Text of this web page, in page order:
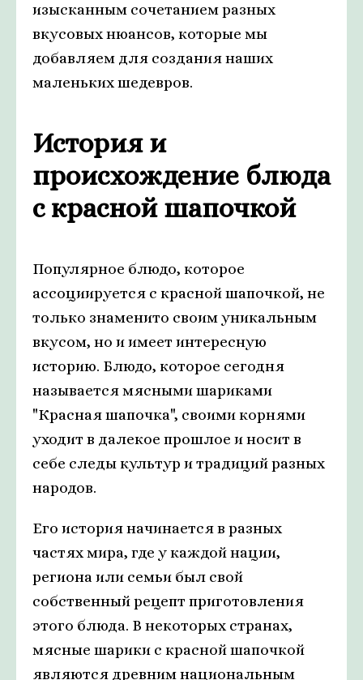
изысканным сочетанием разных
вкусовых нюансов, которые мы
добавляем для создания наших
маленьких шедевров.
История и
происхождение блюда
с красной шапочкой
Популярное блюдо, которое
ассоциируется с красной шапочкой, не
только знаменито своим уникальным
вкусом, но и имеет интересную
историю. Блюдо, которое сегодня
называется мясными шариками
"Красная шапочка", своими корнями
уходит в далекое прошлое и носит в
себе следы культур и традиций разных
народов.
Его история начинается в разных
частях мира, где у каждой нации,
региона или семьи был свой
собственный рецепт приготовления
этого блюда. В некоторых странах,
мясные шарики с красной шапочкой
являются древним национальным